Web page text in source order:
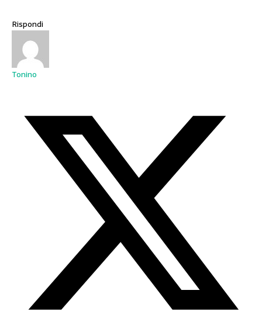
Rispondi
Tonino